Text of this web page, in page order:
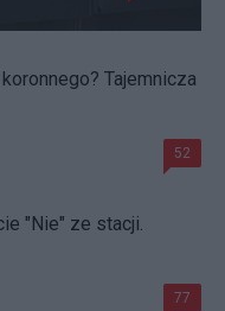
Tajemnicza
52
"Nie" ze stacji.
77